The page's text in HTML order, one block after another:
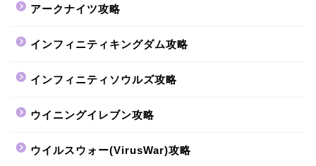
アークナイツ攻略
インフィニティキングダム攻略
インフィニティソウルズ攻略
ウイニングイレブン攻略
ウイルスウォー(VirusWar)攻略